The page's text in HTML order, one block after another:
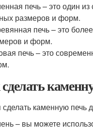
печь – это один
размеров и форм.
печь – это
и форм.
печь – это
каменную печь
– вы можете